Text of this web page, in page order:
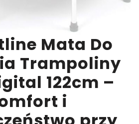
Mata Do
Trampoliny
122cm –
i